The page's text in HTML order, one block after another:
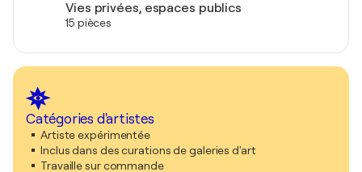
Vies privées, espaces publics
15 pièces
Catégories d'artistes
Artiste expérimentée
Inclus dans des curations de galeries d'art
Travaille sur commande